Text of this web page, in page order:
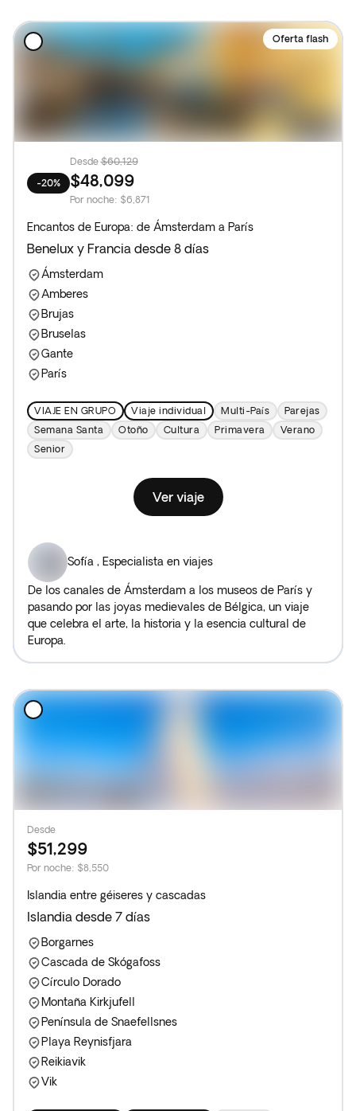
Oferta flash
-20%
Desde $60,129
$48,099
Por noche: $6,871
Encantos de Europa: de Ámsterdam a París
Benelux y Francia desde 8 días
Ámsterdam
Amberes
Brujas
Bruselas
Gante
París
VIAJE EN GRUPO Viaje individual Multi-País
Parejas
Semana Santa
Otoño Cultura Primavera
Verano
Senior
Ver viaje
Sofía , Especialista en viajes
De los canales de Ámsterdam a los museos de París y
pasando por las joyas medievales de Bélgica, un viaje
que celebra el arte, la historia y la esencia cultural de
Europa.
Desde
$51,299
Por noche: $8,550
Islandia entre géiseres y cascadas
Islandia desde 7 días
Borgarnes
Cascada de Skógafoss
Círculo Dorado
Montaña Kirkjufell
Península de Snaefellsnes
Playa Reynisfjara
Reikiavik
Vik